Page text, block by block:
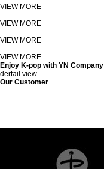
VIEW MORE
VIEW MORE
VIEW MORE
VIEW MORE
Enjoy K-pop with YN Company
dertail view
Our Customer